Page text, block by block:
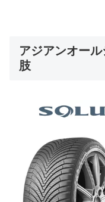
アジアンオー
肢